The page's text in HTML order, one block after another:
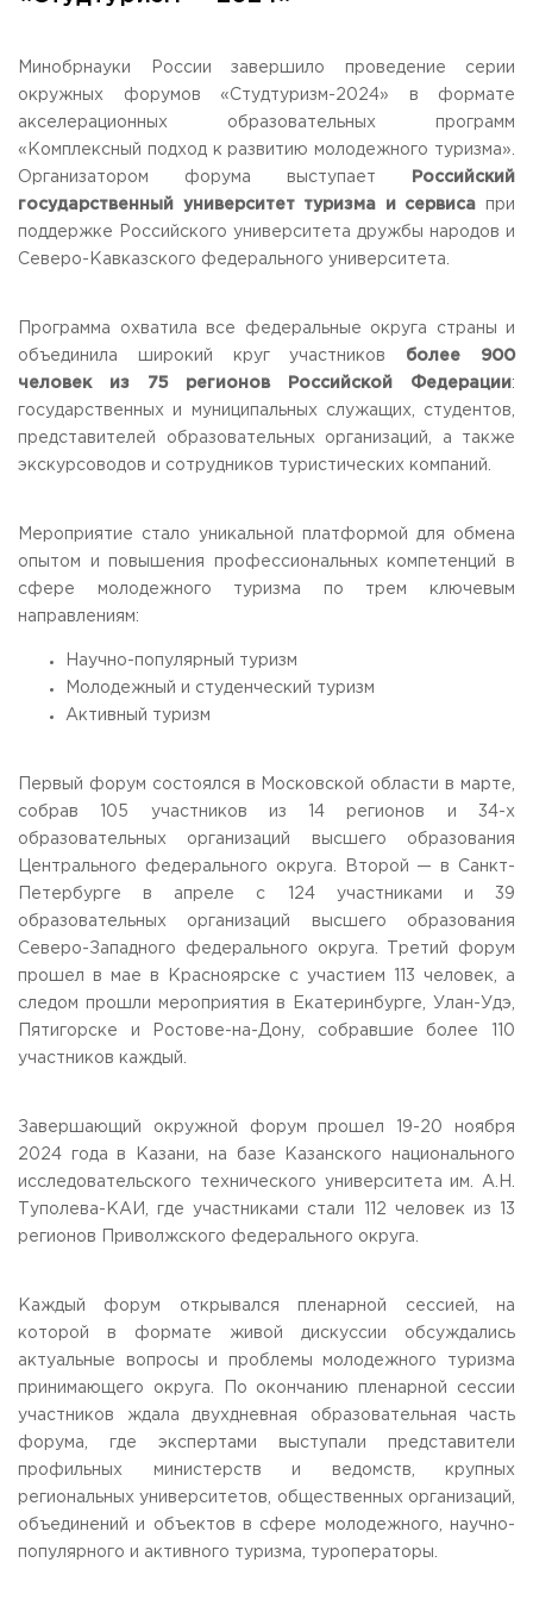
Общежитие / Кампус РГУТИС
Контакты
Научная деятельность
Дополнительное образование
Федеральный ресурсный центр
Федеральное учебно-методическое объединение в
системе ВО
Профком
Конкурс ППС
ЗАКАЗАТЬ ОБРАТНЫЙ ЗВОНОК
АДРЕС
141221, Московская обл.,Городской округ
Пушкинский,
пгт. Черкизово,
ул. Главная, 99
E-MAIL
info@rguts.ru
obrashenia@rguts.ru
priem@rguts.ru - Приемная комиссия
ГРАФИК И РЕЖИМ РАБОТЫ
пн-чт: с 09:00 до 18:00;
Приемная комиссия
пн-пт: с 10:00 до 17:00;
вс: выходной.
Минобрнауки России завершило проведение серии
окружных форумов «Студтуризм-2024» в формате
акселерационных образовательных программ
«Комплексный подход к развитию молодежного туризма».
Организатором форума выступает
Российский
государственный университет туризма и сервиса при
поддержке Российского университета дружбы народов и
Северо-Кавказского федерального университета.
Программа охватила все федеральные округа страны и
объединила широкий круг участников более 900
человек из 75 регионов Российской Федерации:
государственных и муниципальных служащих, студентов,
представителей образовательных организаций, а также
экскурсоводов и сотрудников туристических компаний.
Мероприятие стало уникальной платформой для обмена
опытом и повышения профессиональных компетенций в
сфере молодежного туризма по трем ключевым
направлениям:
Научно-популярный туризм
Молодежный и студенческий туризм
Активный туризм
Первый форум состоялся в Московской области в марте,
собрав 105 участников из 14 регионов и 34-х
образовательных организаций высшего образования
Центрального федерального округа. Второй — в Санкт-
Петербурге в апреле с 124 участниками и 39
образовательных организаций высшего образования
Северо-Западного федерального округа. Третий форум
прошел в мае в Красноярске с участием 113 человек, а
следом прошли мероприятия в Екатеринбурге, Улан-Удэ,
Пятигорске и Ростове-на-Дону, собравшие более 110
участников каждый.
Завершающий окружной форум прошел 19-20 ноября
2024 года в Казани, на базе Казанского национального
исследовательского технического университета им. А.Н.
Туполева-КАИ, где участниками стали 112 человек из 13
регионов Приволжского федерального округа.
Каждый форум открывался пленарной сессией, на
которой в формате живой дискуссии обсуждались
актуальные вопросы и проблемы молодежного туризма
принимающего округа. По окончанию пленарной сессии
участников ждала двухдневная образовательная часть
форума, где экспертами выступали представители
профильных министерств и ведомств, крупных
региональных университетов, общественных организаций,
объединений и объектов в сфере молодежного, научно-
популярного и активного туризма, туроператоры.